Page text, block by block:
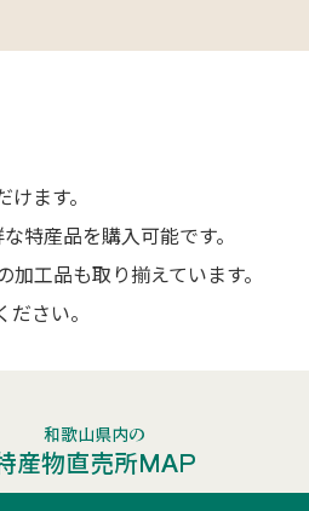
ます。
特産品を購入可能です。
工品も取り揃えています。
さい。
和歌山県内の
産物直売所MAP